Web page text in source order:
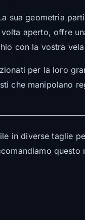
sua geometria
aperto, offre
con la vostra
per la loro
che manipolano
in diverse taglie